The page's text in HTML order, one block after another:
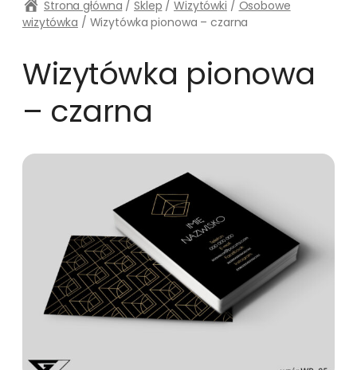
Strona główna / Sklep / Wizytówki / Osobowe
wizytówka / Wizytówka pionowa – czarna
Wizytówka pionowa
– czarna